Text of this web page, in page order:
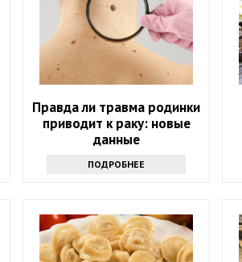
Правда ли травма родинки
приводит к раку: новые
данные
ПОДРОБНЕЕ